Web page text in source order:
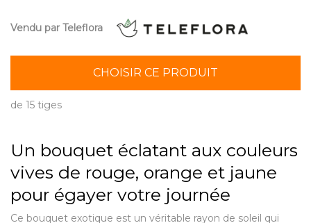
Vendu par Teleflora
CHOISIR CE PRODUIT
de 15 tiges
Un bouquet éclatant aux couleurs
vives de rouge, orange et jaune
pour égayer votre journée
Ce bouquet exotique est un véritable rayon de soleil qui